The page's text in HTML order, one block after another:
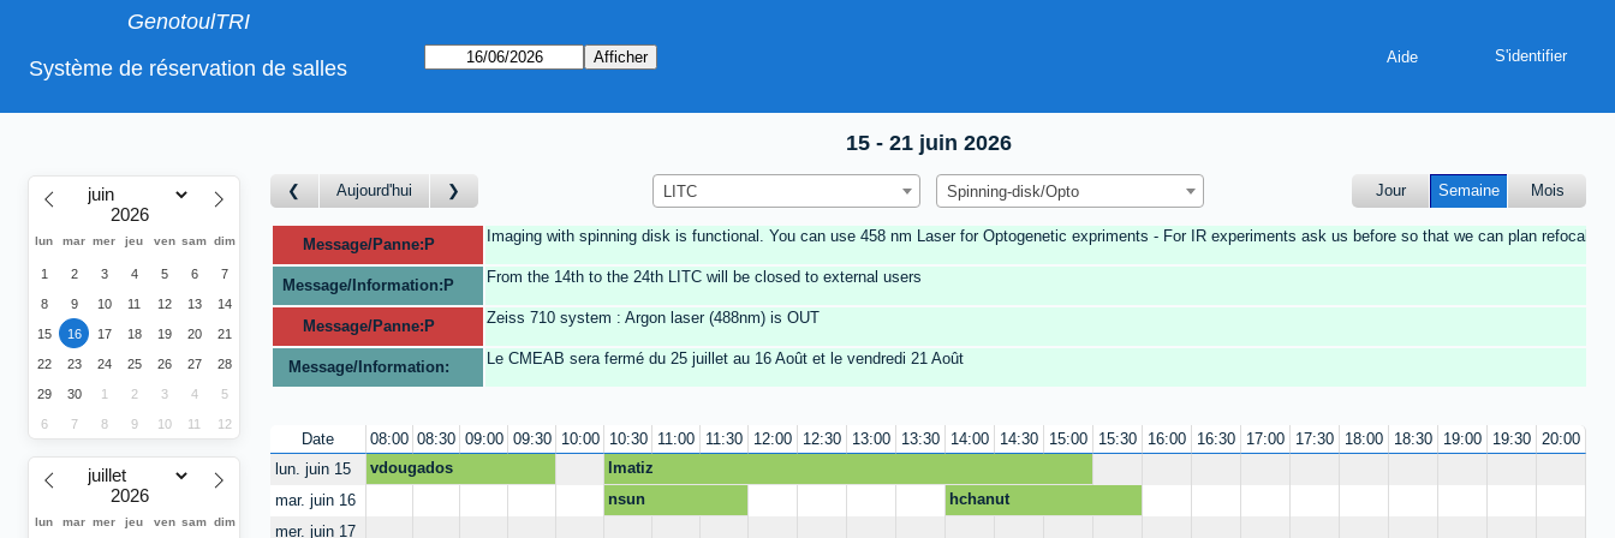
GenotoulTRI
Système de réservation de salles
Aide
lun mar mer jeu ven sam dim
1 2 3 4 5 6 7
8 9 10 11 12 13 14
15 16 17 18 19 20 21
22 23 24 25 26 27 28
29 30 1 2 3 4 5
6 7 8 9 10 11 12
lun mar mer jeu ven sam dim
15 - 21 juin 2026
Aujourd'hui LITC Spinning-disk/Opto Jour Semaine Mois
Message/Panne:P Imaging with spinning disk is functional. You can use 458 nm Laser for Optogenetic expriments - For IR experiments ask us before so that we can plan
Message/Information:P From the 14th to the 24th LITC will be closed to external users
Message/Panne:P Zeiss 710 system : Argon laser (488nm) is OUT
Message/Information: Le CMEAB sera fermé du 25 juillet au 16 Août et le vendredi 21 Août
Date 08:00 08:30 09:00 09:30 10:00 10:30 11:00 11:30 12:00 12:30 13:00 13:30 14:00 14:30 15:00 15:30 16:00 16:30 17:00 17:30 18:00 18:30 19:00 19:30
20:00
lun. juin 15
vdougados
lmatiz
mar. juin 16
nsun
hchanut
mer. juin 17